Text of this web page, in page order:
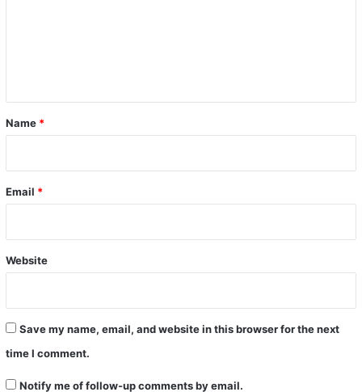
*
Name *
Email *
Website
Save my name, email, and website in this browser for the next
time I comment.
Notify me of follow-up comments by email.